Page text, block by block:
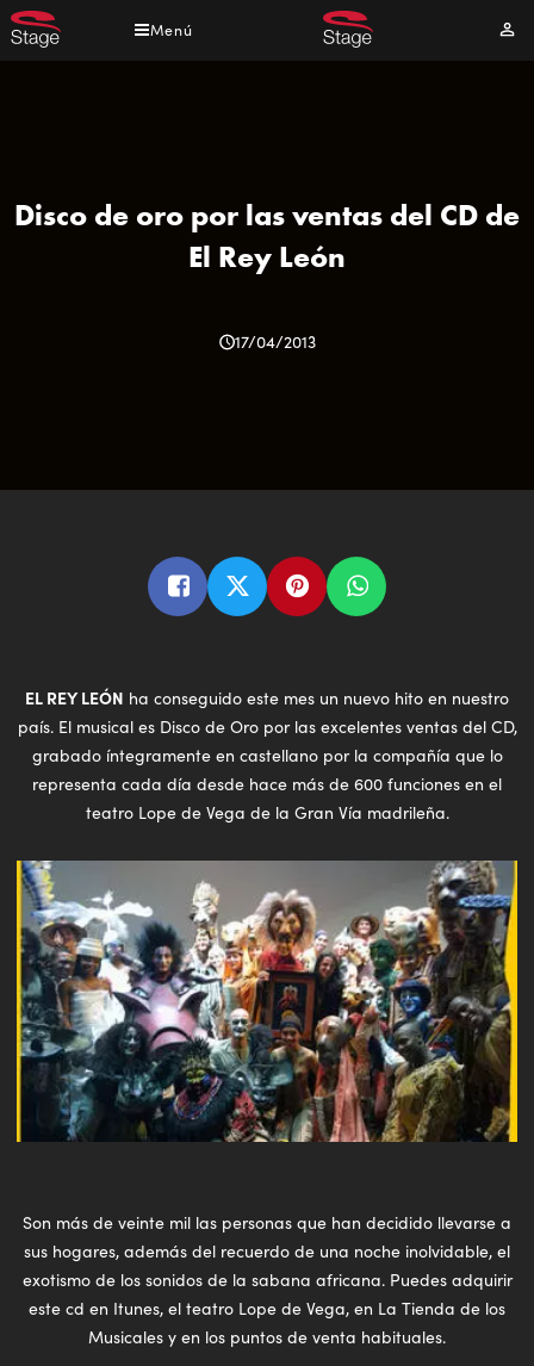
Pasar
al
Menú
Mi
Disco de oro por las ventas del CD de
El Rey León
17/04/2013
EL REY LEÓN ha conseguido este mes un nuevo hito en nuestro
país. El musical es Disco de Oro por las excelentes ventas del CD,
grabado íntegramente en castellano por la compañía que lo
representa cada día desde hace más de 600 funciones en el
teatro Lope de Vega de la Gran Vía madrileña.
Son más de veinte mil las personas que han decidido llevarse a
sus hogares, además del recuerdo de una noche inolvidable, el
exotismo de los sonidos de la sabana africana. Puedes adquirir
este cd en Itunes, el teatro Lope de Vega, en La Tienda de los
Musicales y en los puntos de venta habituales.